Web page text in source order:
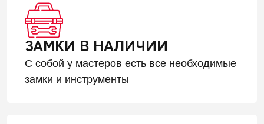
ЗАМКИ В НАЛИЧИИ
С собой у мастеров есть все необходимые
замки и инструменты